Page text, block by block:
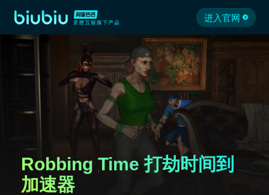
进入官网
Robbing Time 打劫时间到
加速器